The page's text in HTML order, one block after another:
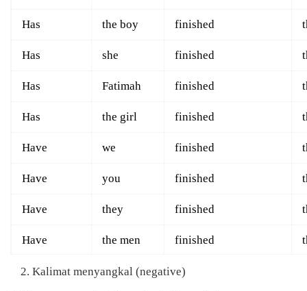
Has the boy finished
Has she finished
Has Fatimah finished
Has the girl finished
Have we finished
Have you finished
Have they finished
Have the men finished
Kalimat menyangkal (negative)